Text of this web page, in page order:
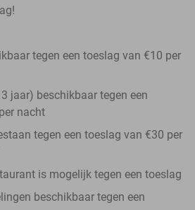
tegen een toeslag van €10 per
jaar) beschikbaar tegen een
nacht
tegen een toeslag van €30 per
is mogelijk tegen een toeslag
beschikbaar tegen een